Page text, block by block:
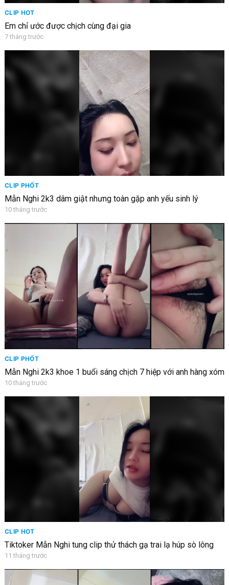
CLIP HOT
Em chỉ ước được chịch cùng đại gia
7 tháng trước
CLIP PHỐT
Mẫn Nghi 2k3 dâm giật nhưng toàn gặp anh yếu sinh lý
10 tháng trước
CLIP PHỐT
Mẫn Nghi 2k3 khoe 1 buổi sáng chịch 7 hiệp với anh hàng xóm
10 tháng trước
CLIP HOT
Tiktoker Mẫn Nghi tung clip thử thách gạ trai lạ húp sò lông
11 tháng trước